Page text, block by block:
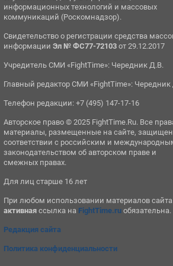
информационных технологий и массовых
коммуникаций (Роскомнадзор).
Свидетельство о регистрации средства
информацииЭл № ФС77-72103 от 29.12.2017
Учредитель СМИ «FightTime»: Чередник Д.В.
Главный редактор СМИ «FightTime»: Чередник
Телефон редакции: +7 (495) 147-17-16
Авторское право © 2025 FightTime.Ru. Все
материалы, размещенные на сайте,
соответствии с российским и
законодательством об авторском праве и
смежных правах.
Для лиц старше 16 лет
При любом использовании материалов сайта
активная ссылка на FightTime.ru обязательна.
Редакция сайта
Политика конфиденциальности